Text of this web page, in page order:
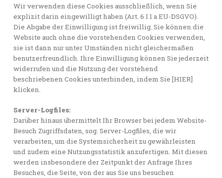
Wir verwenden diese Cookies ausschließlich, wenn Sie
explizit darin eingewilligt haben (Art. 6 I 1 a EU-DSGVO).
Die Abgabe der Einwilligung ist freiwillig. Sie können die
Website auch ohne die vorstehenden Cookies verwenden,
sie ist dann nur unter Umständen nicht gleichermaßen
benutzerfreundlich. Ihre Einwilligung können Sie jederzeit
widerrufen und die Nutzung der vorstehend
beschriebenen Cookies unterbinden, indem Sie [HIER]
klicken.
Server-Logfiles:
Darüber hinaus übermittelt Ihr Browser bei jedem Website-
Besuch Zugriffsdaten, sog. Server-Logfiles, die wir
verarbeiten, um die Systemsicherheit zu gewährleisten
und zudem eine Nutzungsstatistik anzufertigen. Mit diesen
werden insbesondere der Zeitpunkt der Anfrage Ihres
Besuches, die Seite, von der aus Sie uns besuchen